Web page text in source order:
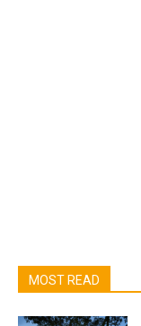
MOST READ